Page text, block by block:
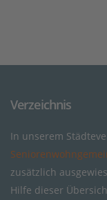
Verzeichnis
In unserem
zusätzlich
Hilfe dieser